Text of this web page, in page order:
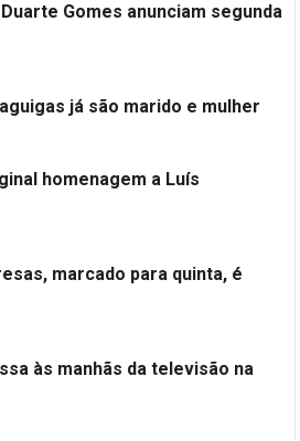
Gomes anunciam segunda
já são marido e mulher
homenagem a Luís
marcado para quinta, é
às manhãs da televisão na